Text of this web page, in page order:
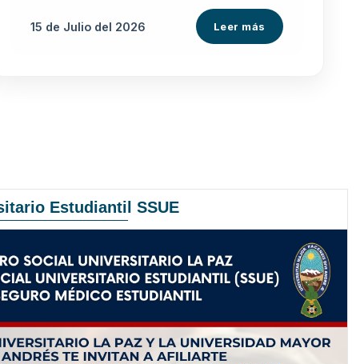
15 de Juliodel 2026 Leer más
Estudiantil SSUE